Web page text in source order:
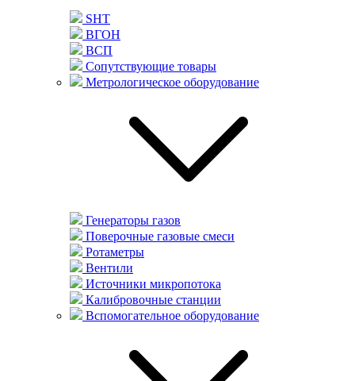
SHT
ВГОН
ВСП
Сопутствующие товары
Метрологическое оборудование
Генераторы газов
Поверочные газовые смеси
Ротаметры
Вентили
Источники микропотока
Калибровочные станции
Вспомогательное оборудование